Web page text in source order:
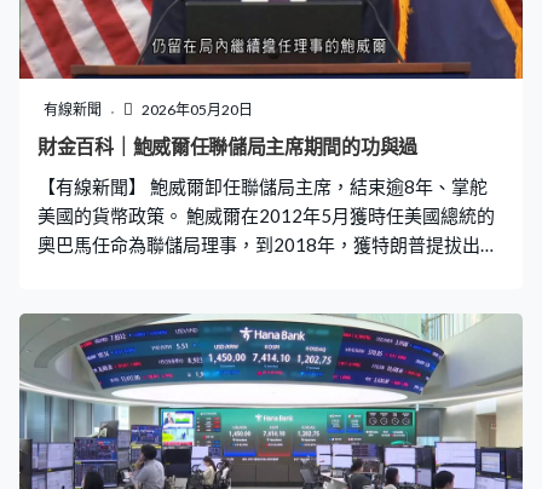
或成新常態，航運保費更抽升至衝突前的數倍。 在能源與
物流成本雙雙高企引發通脹隱憂，聯儲局短期內減息或減
息無望，主權基金和避險資金減少對風險資產倉位。在
「NACHO」的邏輯主導下，傳統避險資產的表現亦分歧。
油價越是高企，通脹越是難回落，黃金失去傳統避險角
色，能源變成市場眼中的「黃金」。 美伊局勢消息變化不
定，「NACHO」可能不再只是一個諷刺政治
有線新聞 2026年05月20日
財金百科｜鮑威爾任聯儲局主席期間的功與過
【有線新聞】 鮑威爾卸任聯儲局主席，結束逾8年、掌舵
美國的貨幣政策。 鮑威爾在2012年5月獲時任美國總統的
奧巴馬任命為聯儲局理事，到2018年，獲特朗普提拔出任
議，期內共加息15次、減息11次。 為帶領美國經濟，走出
新冠疫情困境，將利率降至零息，並且推行大規模量化寬
鬆，令聯儲局的資產負債表暴增至近9萬億美元。疫情過後
經濟回復再加上俄烏戰爭，引發40年來最嚴重的通脹，鮑
威爾15個月內一連加息10次，將息率推高至5.5厘，以壓
低通脹，帶領美國經濟保持穩健增長。 不過亦有部分批